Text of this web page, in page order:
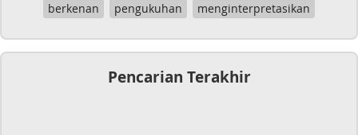
berkenan
pengukuhan menginterpretasikan
Pencarian Terakhir